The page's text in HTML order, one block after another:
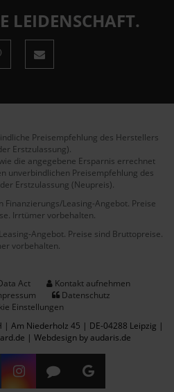
LEIDENSCHAFT.
Preisempfehlung des Herstellers
Erstzulassung).
die angegebene Ersparnis errechnet
unverbindlichen Preisempfehlung des
Erstzulassung (Neupreis).
Finanzierungs/Leasing-Angebot. Preise
Irrtümer vorbehalten.
Angebot. Preise sind Bruttopreise.
vorbehalten.
Act
Kontakt aufnehmen
Datenschutz
Einstellungen
Am Niederholz 45 | DE-04288 Leipzig |
| Webdesign by audaris.de